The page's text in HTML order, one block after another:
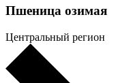
Пшеница озимая
Центральный регион